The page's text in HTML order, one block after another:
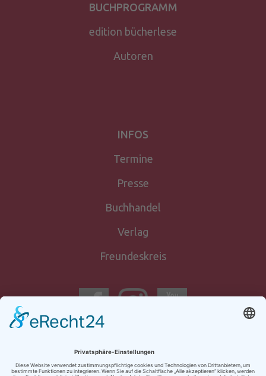
BUCHPROGRAMM
edition bücherlese
Autoren
INFOS
Termine
Presse
Buchhandel
Verlag
Freundeskreis
anmeldung